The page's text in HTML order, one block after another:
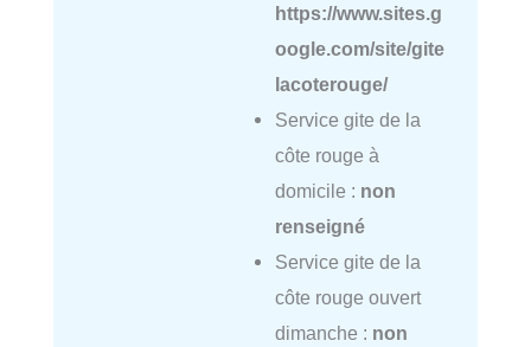
https://www.sites.g
oogle.com/site/gite
lacoterouge/
Service gite de la
côte rouge à
domicile : non
renseigné
Service gite de la
côte rouge ouvert
dimanche : non